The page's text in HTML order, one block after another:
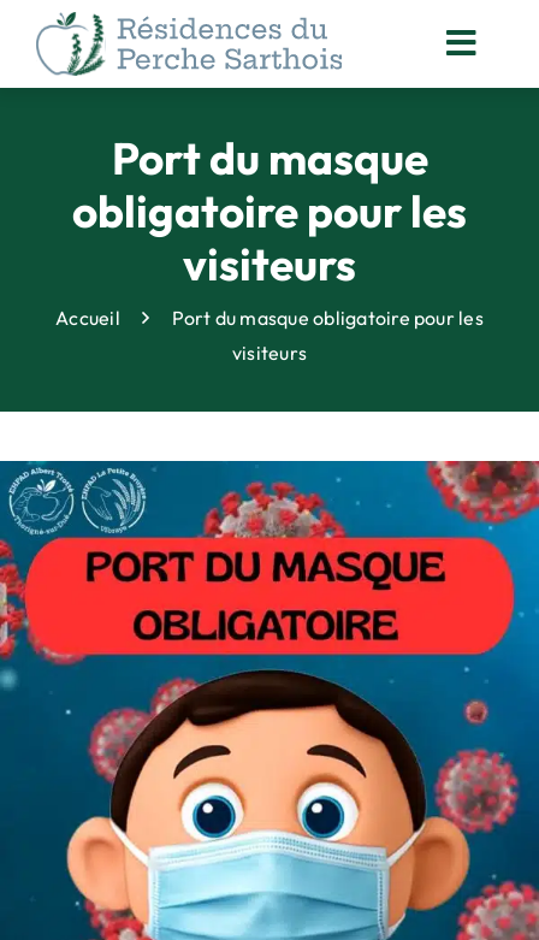
Passer
contenu
DES RÉSIDENTS
NOS
ACTUALITÉS
ORGANISATION
DES SOINS
ANIMATION
& VIE SOCIALE
QUALITÉ
& SÉCURITÉ
PARTENARIAT
& MÉCÉNAT
Port du masque
obligatoire pour les
visiteurs
Accueil
Port du masque obligatoire pour les
visiteurs